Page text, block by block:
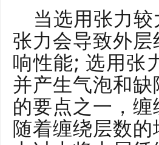
当选用张力
张力会导致外
响性能; 选用张
并产生气泡和
的要点之一，
随着缠绕层数